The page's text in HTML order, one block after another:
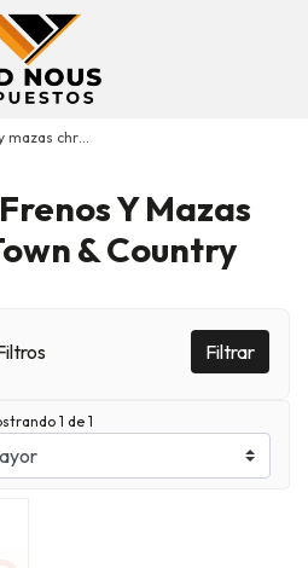
town & country
Y Mazas
& Country
Filtrar
1 de 1